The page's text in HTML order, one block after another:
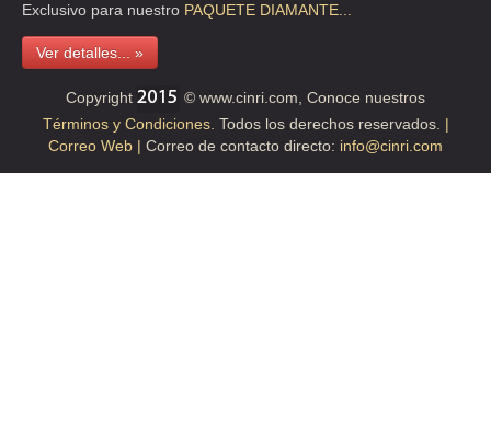
Exclusivo para nuestro PAQUETE DIAMANTE...
Ver detalles... »
Copyright
© www.cinri.com, Conoce nuestros
Términos y Condiciones. Todos los derechos reservados. |
Correo Web | Correo de contacto directo: info@cinri.com